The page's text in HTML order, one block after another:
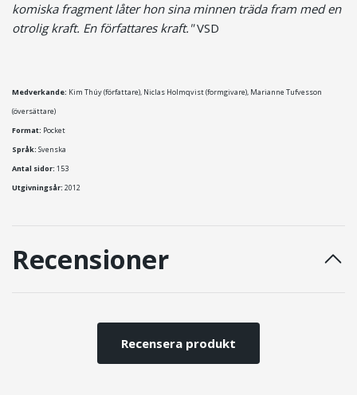
komiska fragment låter hon sina minnen träda fram med en
otrolig kraft. En författares kraft."VSD
Medverkande: Kim Thúy (författare), Niclas Holmqvist (formgivare), Marianne Tufvesson
(översättare)
Format: Pocket
Språk: Svenska
Antal sidor: 153
Utgivningsår: 2012
Recensioner
Recensera produkt